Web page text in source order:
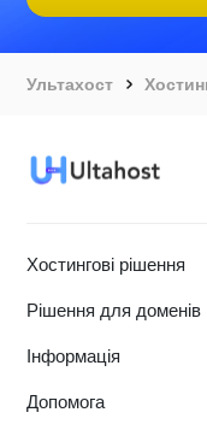
Ультахост
Хостингові рішення
Рішення для доменів
Інформація
Допомога